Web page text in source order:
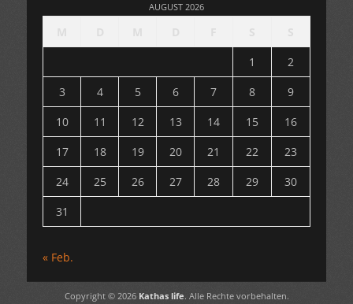
AUGUST 2026
1
2
3
4 5 6 7 8
9
10
11 12 13 14 15
16
17
18 19 20 21 22
23
24
25 26 27 28 29
30
31
« Feb.
Copyright © 2026 Kathas life. Alle Rechte vorbehalten.